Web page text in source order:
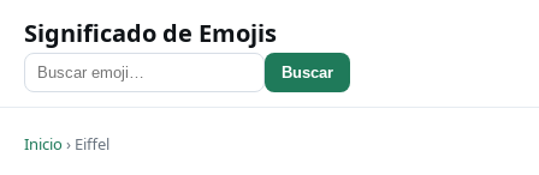
Significado de Emojis
Buscar
Inicio› Eiffel